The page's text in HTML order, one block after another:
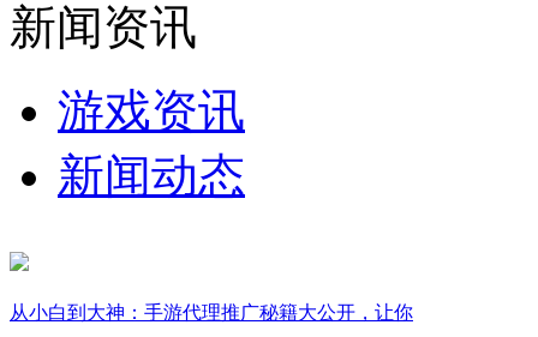
新闻资讯
游戏资讯
新闻动态
从小白到大神：手游代理推广秘籍大公开，让你